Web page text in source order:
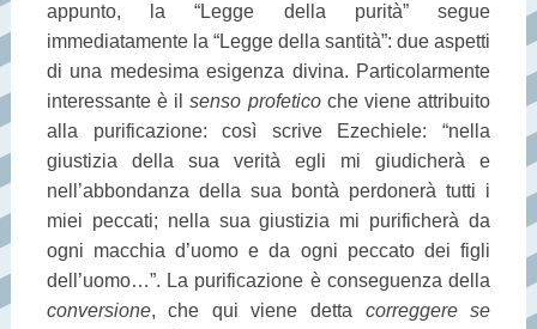
appunto, la “Legge della purità” segue
immediatamente la “Legge della santità”: due aspetti
di una medesima esigenza divina. Particolarmente
interessante è ilsenso profeticoche viene attribuito
alla purificazione: così scrive Ezechiele: “nella
giustizia della sua verità egli mi giudicherà e
nell’abbondanza della sua bontà perdonerà tutti i
miei peccati; nella sua giustizia mi purificherà da
ogni macchia d’uomo e da ogni peccato dei figli
dell’uomo…”. La purificazione è conseguenza della
conversione, che qui viene detta correggere se